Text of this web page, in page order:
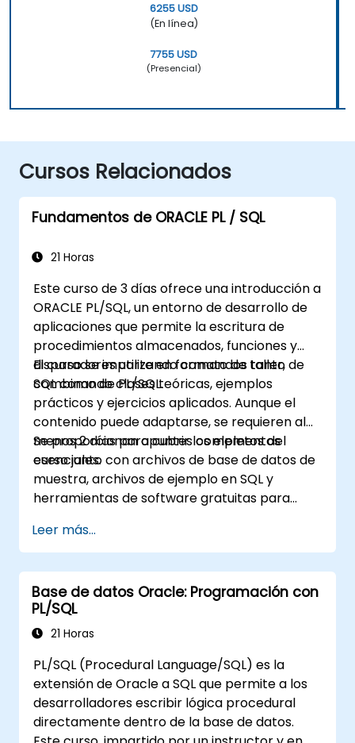
6255 USD
(En línea)
7755 USD
(Presencial)
Cursos Relacionados
Fundamentos de ORACLE PL / SQL
21 Horas
Este curso de 3 días ofrece una introducción a
ORACLE PL/SQL, un entorno de desarrollo de
aplicaciones que permite la escritura de
procedimientos almacenados, funciones y
disparadores utilizando comandos tanto de
SQL como de PL/SQL.
El curso se imparte en formato de taller,
combinando clases teóricas, ejemplos
prácticos y ejercicios aplicados. Aunque el
contenido puede adaptarse, se requieren al
menos 2 días para cubrir los elementos
esenciales.
Se proporcionan apuntes completos del
curso junto con archivos de base de datos de
muestra, archivos de ejemplo en SQL y
herramientas de software gratuitas para
Leer más...
Base de datos Oracle: Programación con
PL/SQL
21 Horas
PL/SQL (Procedural Language/SQL) es la
extensión de Oracle a SQL que permite a los
desarrolladores escribir lógica procedural
directamente dentro de la base de datos.